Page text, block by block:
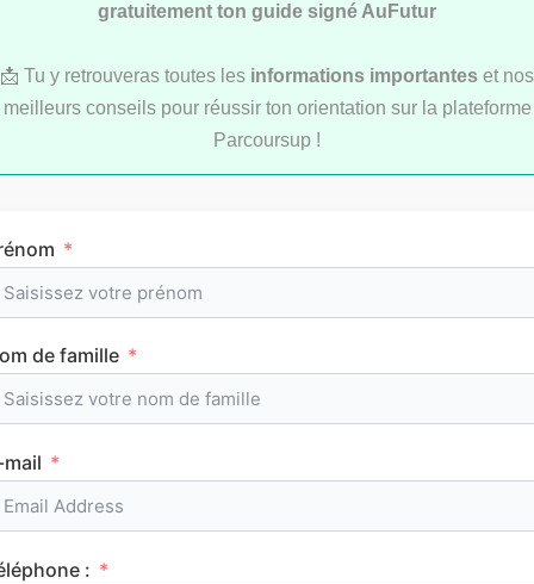
MÉTHODOLOGIE
Comment réviser pendant les vacances d’été
au lycée ?
gratuitement ton guide signé AuFutur
📩 Tu y retrouveras toutes les informations importantes et nos
meilleurs conseils pour réussir ton orientation sur la plateforme
Parcoursup !
de famille
: